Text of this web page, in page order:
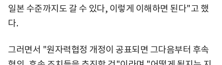
일본 수준까지도 갈 수 있다, 이렇게 이해하면 된다"고 했
다.
그러면서 "원자력협정 개정이 공표되면 그다음부터 후속